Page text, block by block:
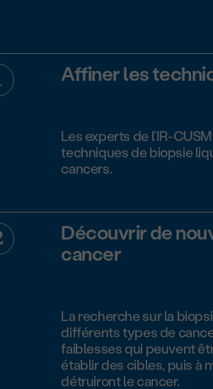
Affiner les
Les experts de l’IR-
techniques de biopsie
cancers.
Découvrir de
cancer
La recherche sur la
différents types de
faiblesses qui peuvent
établir des cibles, puis à
détruiront le cancer.